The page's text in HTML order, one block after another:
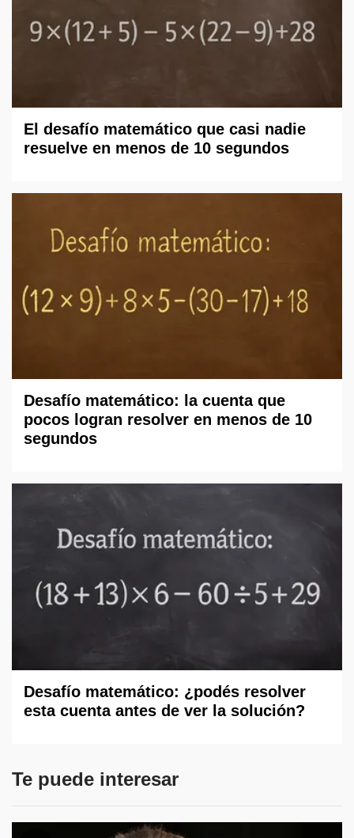
El desafío matemático que casi nadie
resuelve en menos de 10 segundos
Desafío matemático: la cuenta que
pocos logran resolver en menos de 10
segundos
Desafío matemático: ¿podés resolver
esta cuenta antes de ver la solución?
Te puede interesar